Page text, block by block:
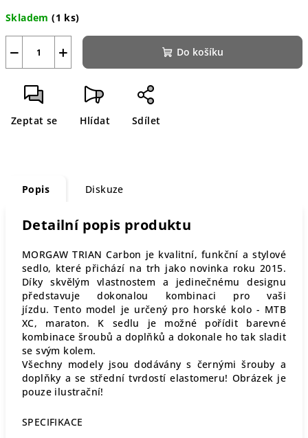
cena:
Skladem(1 ks)
+
− Do košíku
Zeptat se Hlídat Sdílet
Popis Diskuze
Detailní popis produktu
MORGAW TRIAN Carbon je kvalitní, funkční a stylové
sedlo, které přichází na trh jako novinka roku 2015.
Díky skvělým vlastnostem a jedinečnému designu
představuje dokonalou kombinaci pro vaši
jízdu. Tento model je určený pro horské kolo - MTB
XC, maraton. K sedlu je možné pořídit barevné
kombinace šroubů a doplňků a dokonale ho tak sladit
se svým kolem.
Všechny modely jsou dodávány s černými šrouby a
doplňky a se střední tvrdostí elastomeru! Obrázek je
pouze ilustrační!
SPECIFIKACE